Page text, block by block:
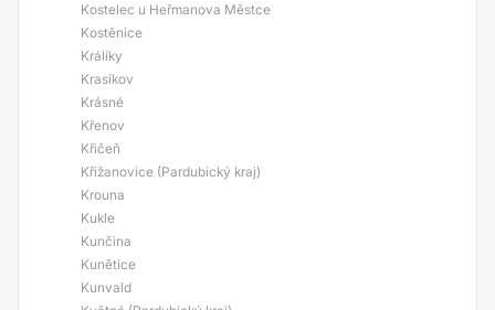
Kostelec u Heřmanova Městce
Kostěnice
Králíky
Krasíkov
Krásné
Křenov
Křičeň
Křižanovice (Pardubický kraj)
Krouna
Kukle
Kunčina
Kunětice
Kunvald